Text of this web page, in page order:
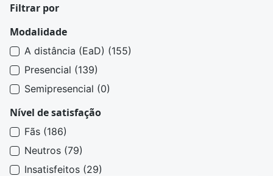
Filtrar por
Modalidade
A distância (EaD) (155)
Presencial (139)
Semipresencial (0)
Nível de satisfação
Fãs (186)
Neutros (79)
Insatisfeitos (29)